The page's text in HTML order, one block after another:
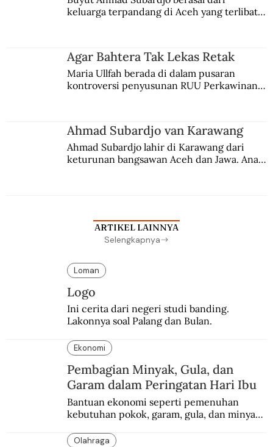
keluarga terpandang di Aceh yang terlibat
Agar Bahtera Tak Lekas Retak
Maria Ullfah berada di dalam pusaran
kontroversi penyusunan RUU Perkawinan.
Ahmad Subardjo van Karawang
Ahmad Subardjo lahir di Karawang dari
keturunan bangsawan Aceh dan Jawa. Anak
ARTIKEL LAINNYA
Selengkapnya
Loman
Logo
Ini cerita dari negeri studi banding.
Lakonnya soal Palang dan Bulan.
Ekonomi
Pembagian Minyak, Gula, dan
Garam dalam Peringatan Hari Ibu
Bantuan ekonomi seperti pemenuhan
kebutuhan pokok, garam, gula, dan minyak
peringatan Hari Ibu.
Olahraga